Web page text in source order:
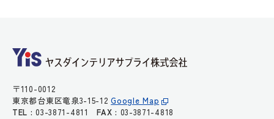
〒110-0012
東京都台東区竜泉3-15-12Google Map
TEL : 03-3871-4811FAX : 03-3871-4818